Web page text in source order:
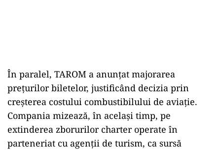
În paralel, TAROM a anunțat majorarea
prețurilor biletelor, justificând decizia prin
creșterea costului combustibilului de aviație.
Compania mizează, în același timp, pe
extinderea zborurilor charter operate în
parteneriat cu agenții de turism, ca sursă